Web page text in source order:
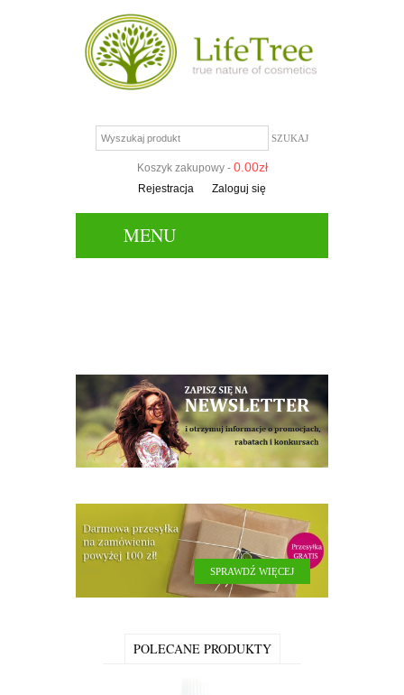
Koszyk zakupowy - 0.00zł
Rejestracja Zaloguj się
MENU
SPRAWDŹ WIĘCEJ
POLECANE PRODUKTY